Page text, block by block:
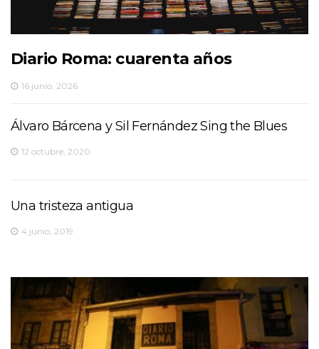
Diario Roma: cuarenta años
16 junio, 2026
Álvaro Bárcena y Sil Fernández Sing the Blues
12 octubre, 2020
Una tristeza antigua
4 junio, 2019